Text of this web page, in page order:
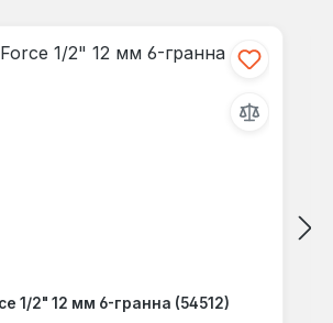
1/2" 12 мм 6-гранна (54512)